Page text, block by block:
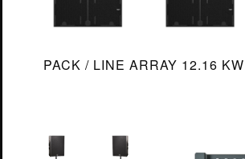
PACK / LINE ARRAY 12.16 KW